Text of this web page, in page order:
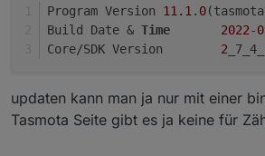
11.1 . 0
Build Date & Time 2022-
2
updaten kann man ja nur mit einer
Tasmota Seite gibt es ja keine für